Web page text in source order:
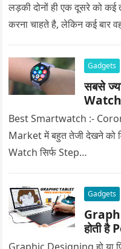
लड़की दोनों ही एक दूसरे को
करना चाहते है, लेकिन कई बार
Gadgets
सबसे
Watch
Best Smartwatch :-
Market में बहुत तेजी देखने
Watch सिर्फ Step…
Gadgets
होती है